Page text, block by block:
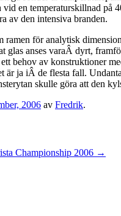
en temperaturskillnad
av den intensiva branden.
för analytisk
anses varaÂ dyrt,
behov av konstruktioner
ja iÂ de flesta fall.
skulle göra att den
2006 av Fredrik.
Championship 2006 →